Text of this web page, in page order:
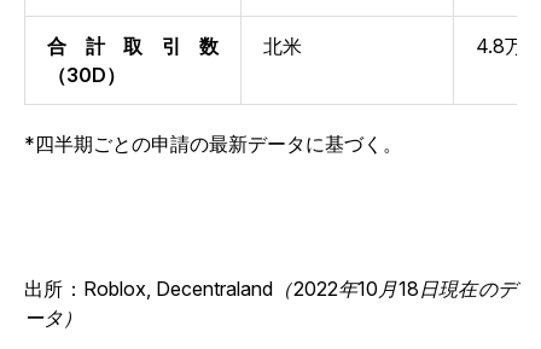
合計取引数
（30D）
北米 4.8万
*四半期ごとの申請の最新データに基づく。
出所： Roblox, Decentraland（2022年10月18日現在のデ
ータ）